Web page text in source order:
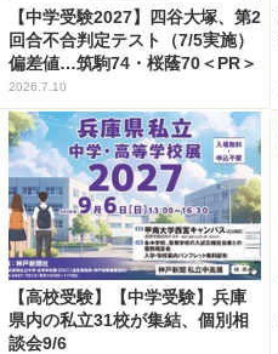
【中学受験2027】四谷大塚、第2
回合不合判定テスト（7/5実施）
偏差値…筑駒74・桜蔭70＜PR＞
2026.7.10
【高校受験】【中学受験】兵庫
県内の私立31校が集結、個別相
談会9/6